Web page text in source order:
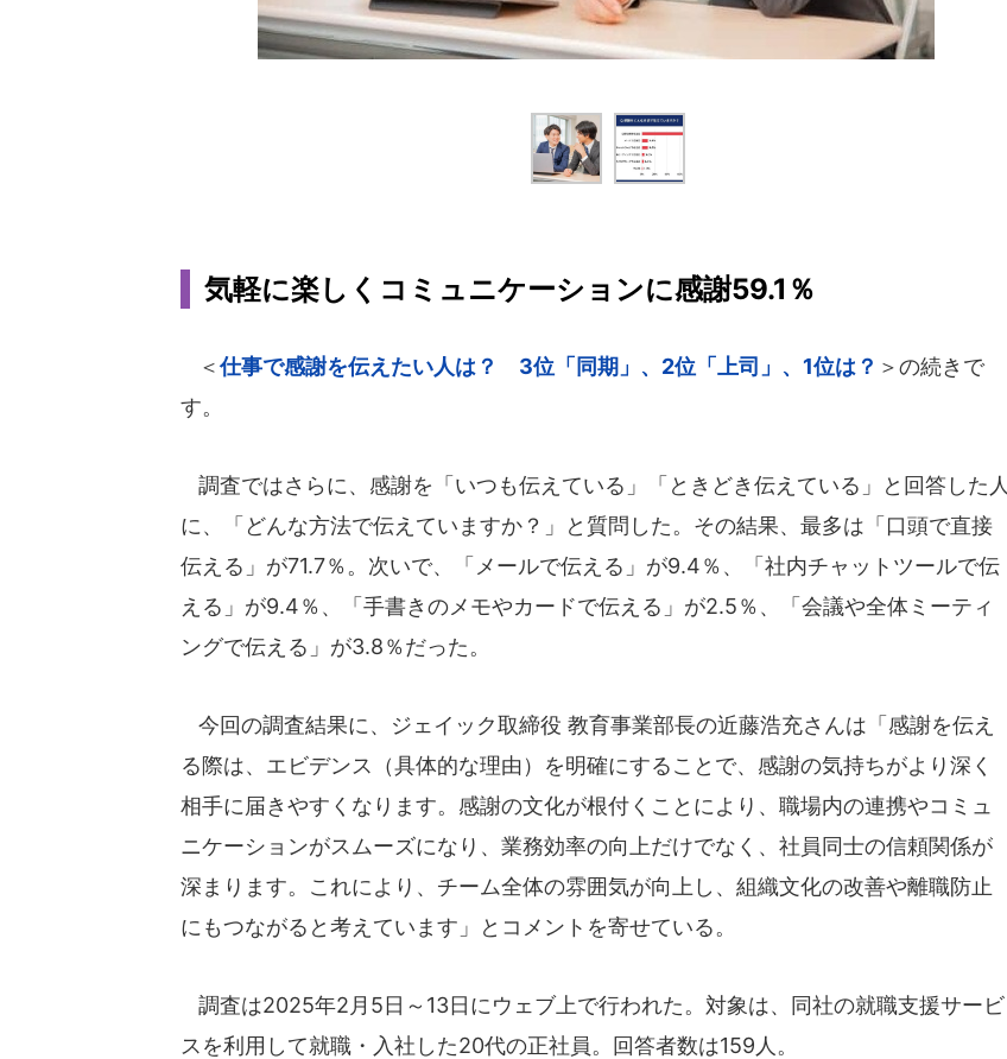
気軽に楽しくコミュニケーションに感謝59.1％
＜仕事で感謝を伝えたい人は？ 3位「同期」、2位「上司」、1位は？ ＞の続きで
す。
調査ではさらに、感謝を「いつも伝えている」「ときどき伝えている」と回答した人
に、「どんな方法で伝えていますか？」と質問した。その結果、最多は「口頭で直接
伝える」が71.7％。次いで、「メールで伝える」が9.4％、「社内チャットツールで伝
える」が9.4％、「手書きのメモやカードで伝える」が2.5％、「会議や全体ミーティ
ングで伝える」が3.8％だった。
今回の調査結果に、ジェイック取締役 教育事業部長の近藤浩充さんは「感謝を伝え
る際は、エビデンス（具体的な理由）を明確にすることで、感謝の気持ちがより深く
相手に届きやすくなります。感謝の文化が根付くことにより、職場内の連携やコミュ
ニケーションがスムーズになり、業務効率の向上だけでなく、社員同士の信頼関係が
深まります。これにより、チーム全体の雰囲気が向上し、組織文化の改善や離職防止
にもつながると考えています」とコメントを寄せている。
調査は2025年2月5日～13日にウェブ上で行われた。対象は、同社の就職支援サービ
スを利用して就職・入社した20代の正社員。回答者数は159人。